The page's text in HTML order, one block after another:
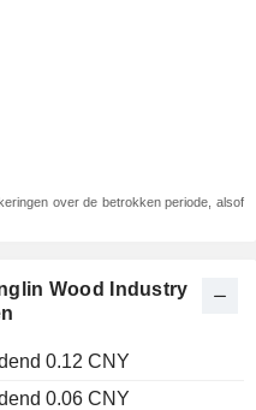
over de betrokken periode, alsof
Wood Industry
0.12 CNY
0.06 CNY